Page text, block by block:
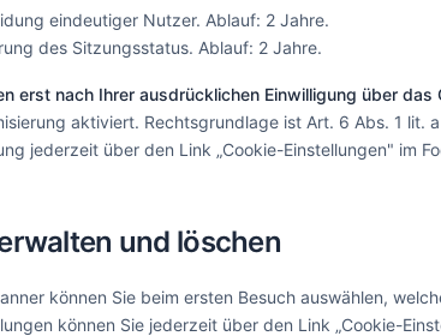
eindeutiger Nutzer. Ablauf: 2 Jahre.
des Sitzungsstatus. Ablauf: 2 Jahre.
erst nach Ihrer ausdrücklichen Einwilligung über das
aktiviert. Rechtsgrundlage ist Art. 6 Abs. 1 lit.
jederzeit über den Link „Cookie-Einstellungen" im
und löschen
können Sie beim ersten Besuch auswählen,
können Sie jederzeit über den Link „Cookie-